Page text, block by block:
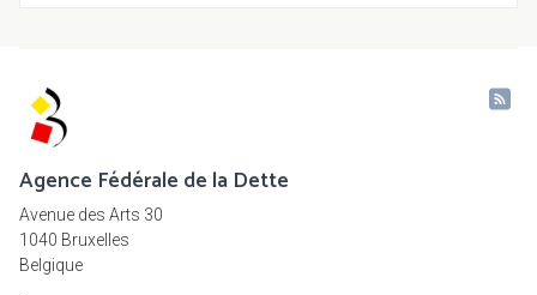
Agence Fédérale de la Dette
Avenue des Arts 30
1040 Bruxelles
Belgique